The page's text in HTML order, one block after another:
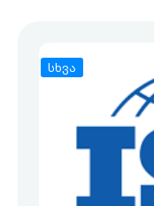
სხვა